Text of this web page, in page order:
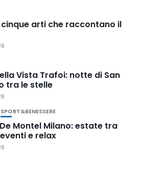
arti che raccontano il
Vista Trafoi: notte di San
tra le stelle
SPORT&BENESSERE
Montel Milano: estate tra
e relax